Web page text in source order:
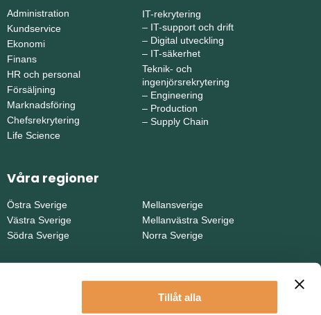
Tillåt alla
Administration
Kundservice
Ekonomi
Finans
HR och personal
Försäljning
Marknadsföring
Chefsrekrytering
Life Science
IT-rekrytering
– IT-support och drift
– Digital utveckling
– IT-säkerhet
Teknik- och
ingenjörsrekrytering
– Engineering
– Production
– Supply Chain
Våra regioner
Östra Sverige
Västra Sverige
Södra Sverige
Mellansverige
Mellanvästra Sverige
Norra Sverige